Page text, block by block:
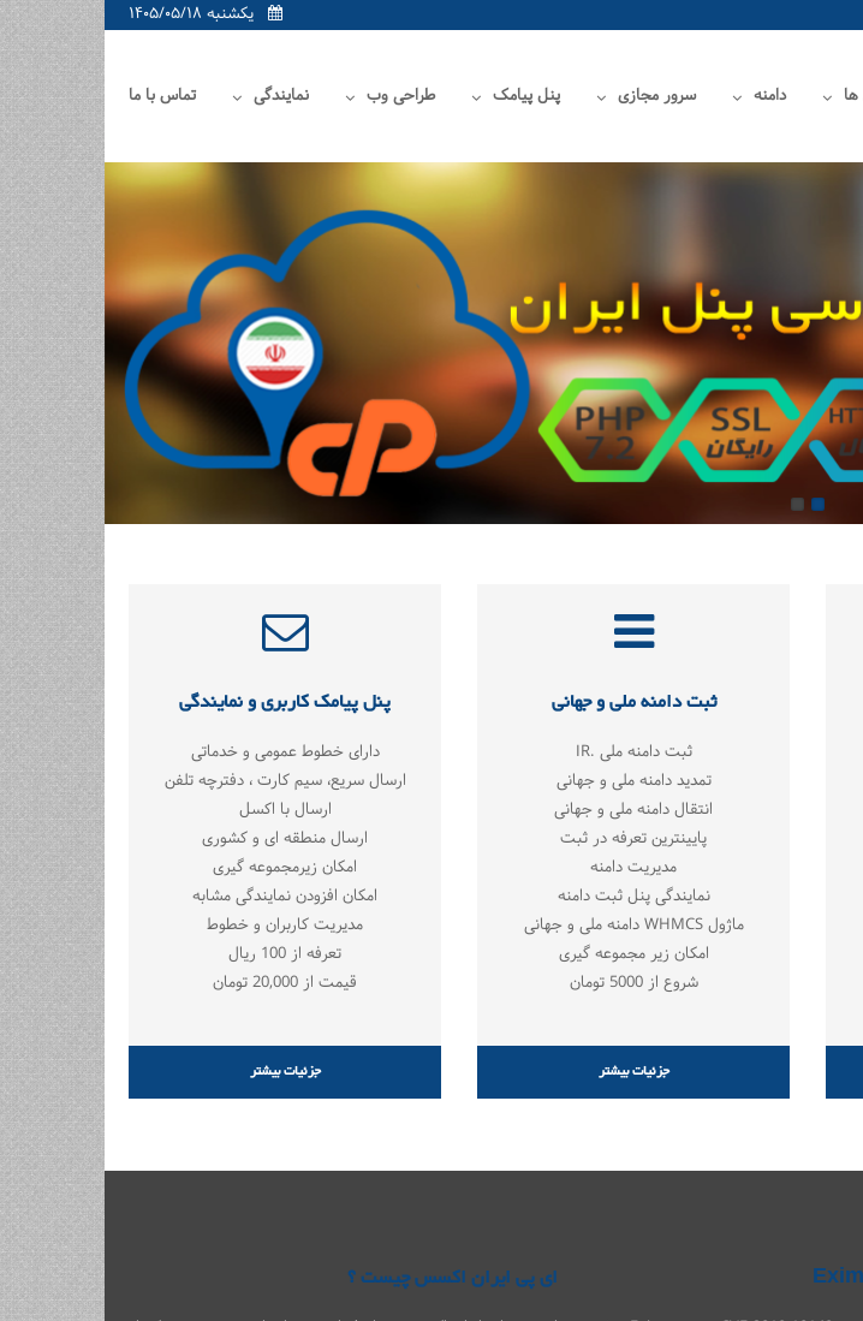
یکشنبه ۱۴۰۵/۰۵/۱۸
دامنه سرور مجازی پنل پیامک طراحی وب نمایندگی تماس با ما
ثبت دامنه ملی و جهانی
ثبت دامنه ملی .IR
تمدید دامنه ملی و جهانی
انتقال دامنه ملی و جهانی
پایینترین تعرفه در ثبت
مدیریت دامنه
نمایندگی پنل ثبت دامنه
ماژول WHMCS دامنه ملی و جهانی
امکان زیر مجموعه گیری
شروع از 5000 تومان
جزئیات بیشتر
پنل پیامک کاربری و نمایندگی
دارای خطوط عمومی و خدماتی
ارسال سریع، سیم کارت ، دفترچه تلفن
ارسال با اکسل
ارسال منطقه ای و کشوری
امکان زیرمجموعه گیری
امکان افزودن نمایندگی مشابه
مدیریت کاربران و خطوط
تعرفه از 100 ریال
قیمت از 20,000 تومان
جزئیات بیشتر
ای پی ایران اکسس چیست ؟